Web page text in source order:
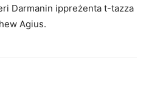
Darmanin ippreżenta t-tazza
Agius.